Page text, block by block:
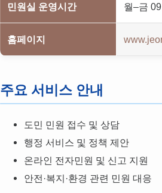
민원실 운영시간 월–금
홈페이지
주요 서비스 안내
도민 민원 접수 및 상담
행정 서비스 및 정책 제안
온라인 전자민원 및 신고 지원
안전·복지·환경 관련 민원 대응